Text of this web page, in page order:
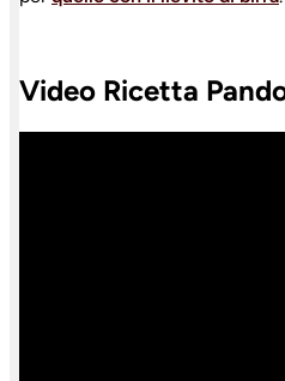
Video Ricetta